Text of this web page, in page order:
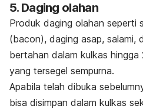
5. Daging olahan
Produk daging olahan seperti
(bacon), daging asap, salami,
bertahan dalam kulkas hingga
yang tersegel sempurna.
Apabila telah dibuka
bisa disimpan dalam kulkas